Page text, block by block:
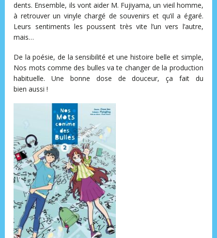
dents. Ensemble, ils vont aider M. Fujiyama, un vieil homme,
à retrouver un vinyle chargé de souvenirs et qu’il a égaré.
Leurs sentiments les poussent très vite l’un vers l’autre,
mais…
De la poésie, de la sensibilité et une histoire belle et simple,
Nos mots comme des bulles va te changer de la production
habituelle. Une bonne dose de douceur, ça fait du
bien aussi !